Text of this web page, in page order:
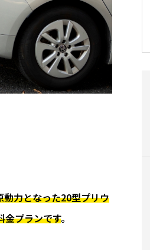
力となった20型プリウ
金プランです。
お気に入りのスマホアプリと連
リや音楽アプリと連携し車内を